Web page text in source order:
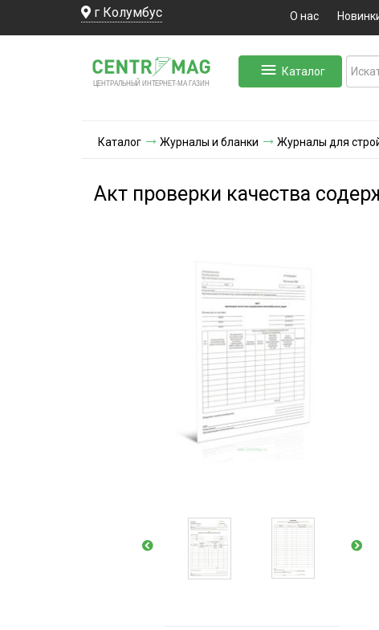
г Колумбус О нас
ЦЕНТРАЛЬНЫЙ ИНТЕРНЕТ-МА ГАЗИН
Каталог
Каталог Журналы и бланки Журналы для
Акт проверки качества